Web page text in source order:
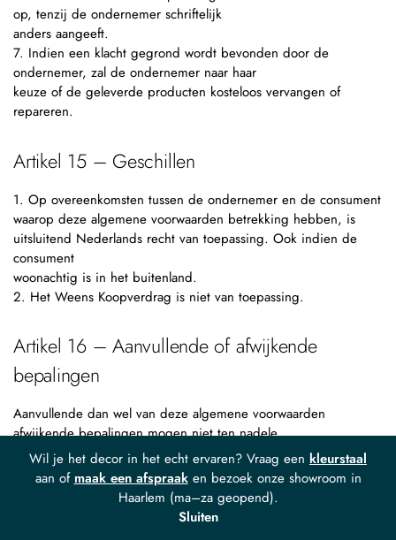
Wil je het decor in het echt ervaren? Vraag een kleurstaal
aan of maak een afspraaken bezoek onze showroom in
Haarlem (ma–za geopend).
Sluiten
op, tenzij de ondernemer schriftelijk
anders aangeeft.
7. Indien een klacht gegrond wordt bevonden door de
ondernemer, zal de ondernemer naar haar
keuze of de geleverde producten kosteloos vervangen of
repareren.
Artikel 15 – Geschillen
1. Op overeenkomsten tussen de ondernemer en de consument
waarop deze algemene voorwaarden betrekking hebben, is
uitsluitend Nederlands recht van toepassing. Ook indien de
consument
woonachtig is in het buitenland.
2. Het Weens Koopverdrag is niet van toepassing.
Artikel 16 – Aanvullende of afwijkende
bepalingen
Aanvullende dan wel van deze algemene voorwaarden
afwijkende bepalingen mogen niet ten nadele
van de consument zijn en dienen schriftelijk te worden
vastgelegd dan wel op zodanige wijze dat deze
door de consument op een toegankelijke manier kunnen
worden opgeslagen op een duurzame gegevensdrager.